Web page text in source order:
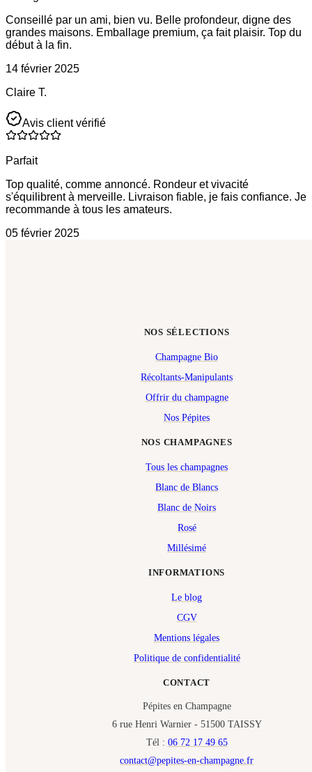
Conseillé par un ami, bien vu. Belle profondeur, digne des
grandes maisons. Emballage premium, ça fait plaisir. Top du
début à la fin.
14 février 2025
Claire T.
Avis client vérifié
Parfait
Top qualité, comme annoncé. Rondeur et vivacité
s'équilibrent à merveille. Livraison fiable, je fais confiance. Je
recommande à tous les amateurs.
05 février 2025
NOS CHAMPAGNES
Tous les champagnes
Blanc de Blancs
Blanc de Noirs
Rosé
Millésimé
NOS SÉLECTIONS
Champagne Bio
Récoltants-Manipulants
Offrir du champagne
Nos Pépites
INFORMATIONS
Le blog
CGV
Mentions légales
Politique de confidentialité
CONTACT
Pépites en Champagne
6 rue Henri Warnier - 51500 TAISSY
Tél : 06 72 17 49 65
contact@pepites-en-champagne.fr